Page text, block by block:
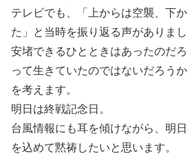
テレビでも、「上からは空襲、下
た」と当時を振り返る声がありまし
安堵できるひとときはあったのだ
って生きていたのではないだろう
を考えます。
明日は終戦記念日。
台風情報にも耳を傾けながら、明
を込めて黙祷したいと思います。